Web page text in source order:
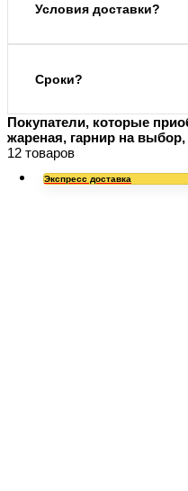
Условия доставки?
Сроки?
Покупатели, которые
жареная, гарнир на
12 товаров
Экспресс доставка